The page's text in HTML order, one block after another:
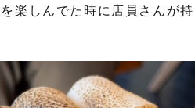
楽しんでた時に店員さんが持